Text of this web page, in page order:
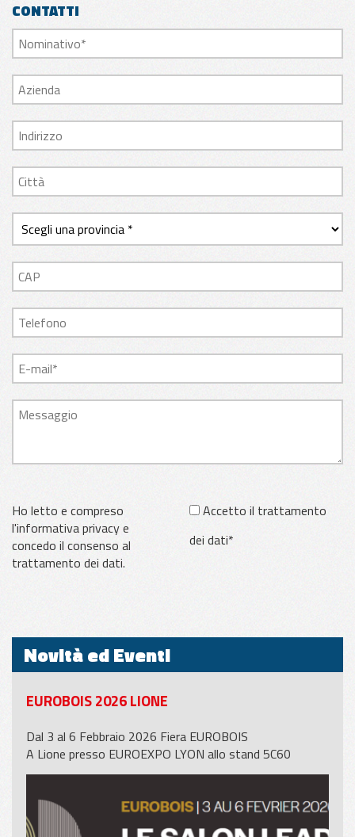
CONTATTI
Ho letto e compreso
l'informativa privacy e
concedo il consenso al
trattamento dei dati.
Accetto il trattamento
dei dati*
Novità ed Eventi
EUROBOIS 2026 LIONE
Dal 3 al 6 Febbraio 2026 Fiera EUROBOIS
A Lione presso EUROEXPO LYON allo stand 5C60